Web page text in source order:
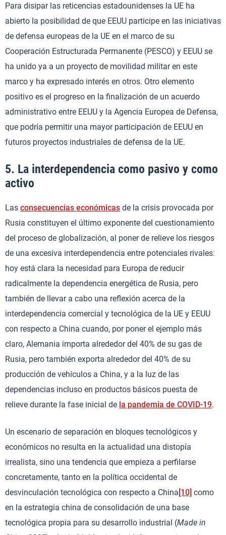
Para disipar las reticencias estadounidenses la UE ha
abierto la posibilidad de que EEUU participe en las iniciativas
de defensa europeas de la UE en el marco de su
Cooperación Estructurada Permanente (PESCO) y EEUU se
ha unido ya a un proyecto de movilidad militar en este
marco y ha expresado interés en otros. Otro elemento
positivo es el progreso en la finalización de un acuerdo
administrativo entre EEUU y la Agencia Europea de Defensa,
que podría permitir una mayor participación de EEUU en
futuros proyectos industriales de defensa de la UE.
5. La interdependencia como pasivo y como
activo
Las consecuencias económicas de la crisis provocada por
Rusia constituyen el último exponente del cuestionamiento
del proceso de globalización, al poner de relieve los riesgos
de una excesiva interdependencia entre potenciales rivales:
hoy está clara la necesidad para Europa de reducir
radicalmente la dependencia energética de Rusia, pero
también de llevar a cabo una reflexión acerca de la
interdependencia comercial y tecnológica de la UE y EEUU
con respecto a China cuando, por poner el ejemplo más
claro, Alemania importa alrededor del 40% de su gas de
Rusia, pero también exporta alrededor del 40% de su
producción de vehículos a China, y a la luz de las
dependencias incluso en productos básicos puesta de
relieve durante la fase inicial de la pandemia de COVID-19.
Un escenario de separación en bloques tecnológicos y
económicos no resulta en la actualidad una distopía
irrealista, sino una tendencia que empieza a perfilarse
concretamente, tanto en la política occidental de
desvinculación tecnológica con respecto a China [10] como
en la estrategia china de consolidación de una base
tecnológica propia para su desarrollo industrial (Made in